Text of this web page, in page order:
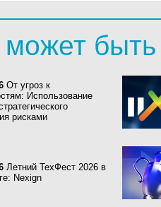
быть
От угроз к
Использование
рисками
Летний ТехФест 2026 в
Nexign